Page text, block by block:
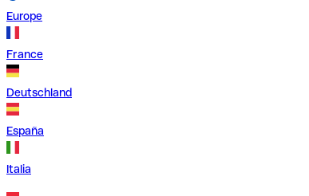
Europe
France
Deutschland
España
Italia